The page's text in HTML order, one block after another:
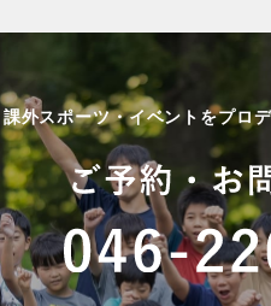
課外スポーツ・イベントをプロ